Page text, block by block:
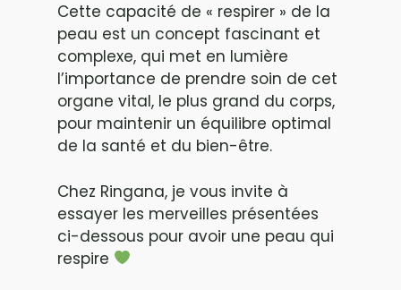
Cette capacité de « respirer » de la
peau est un concept fascinant et
complexe, qui met en lumière
l’importance de prendre soin de cet
organe vital, le plus grand du corps,
pour maintenir un équilibre optimal
de la santé et du bien-être.
Chez Ringana, je vous invite à
essayer les merveilles présentées
ci-dessous pour avoir une peau qui
respire